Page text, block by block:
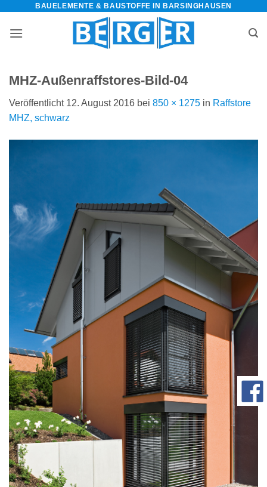
springen
BAUELEMENTE & BAUSTOFFE IN BARSINGHAUSEN
MHZ-Außenraffstores-Bild-04
Veröffentlicht 12. August 2016 bei 850 × 1275 in Raffstore
MHZ, schwarz
da/7396d191548d7bebea1ee96e2c08/